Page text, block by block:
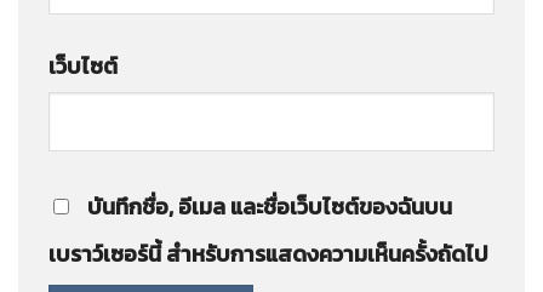
เว็บไซต์
บันทึกชื่อ, อีเมล และชื่อเว็บไซต์ของฉันบน
เบราว์เซอร์นี้ สำหรับการแสดงความเห็นครั้งถัดไป